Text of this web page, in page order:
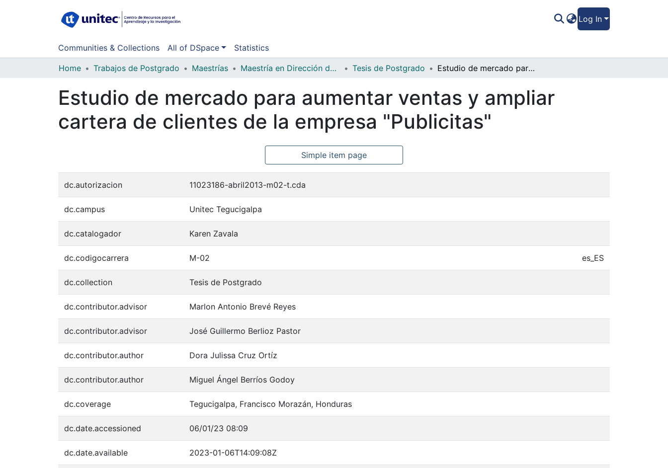
Log In
Communities & Collections All of DSpace Statistics
Home Trabajos de Postgrado Maestrías Maestría en Dirección de Mercadotecnia Tesis de Postgrado Estudio de mercado para aumentar ventas y ampliar cartera de clientes de la empresa "Publicitas"
Estudio de mercado para aumentar ventas y ampliar
cartera de clientes de la empresa "Publicitas"
Simple item page
dc.autorizacion 11023186-abril2013-m02-t.cda
dc.campus Unitec Tegucigalpa
dc.catalogador Karen Zavala
dc.codigocarrera M-02 es_ES
dc.collection Tesis de Postgrado
dc.contributor.advisor Marlon Antonio Brevé Reyes
dc.contributor.advisor José Guillermo Berlioz Pastor
dc.contributor.author Dora Julissa Cruz Ortíz
dc.contributor.author Miguel Ángel Berríos Godoy
dc.coverage Tegucigalpa, Francisco Morazán, Honduras
dc.date.accessioned 06/01/23 08:09
dc.date.available 2023-01-06T14:09:08Z